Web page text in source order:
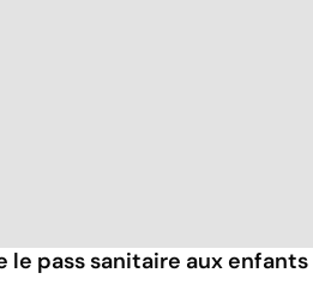
le pass sanitaire aux